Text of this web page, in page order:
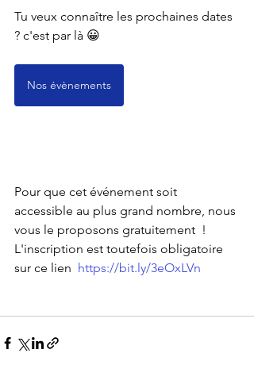
Tu veux connaître les prochaines dates
? c'est par là 😀
Nos évènements
Pour que cet événement soit
accessible au plus grand nombre, nous
vous le proposons gratuitement  !
L'inscription est toutefois obligatoire
sur ce lien https://bit.ly/3eOxLVn